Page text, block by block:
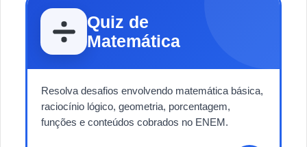
Quiz de
Matemática
Resolva desafios envolvendo matemática básica,
raciocínio lógico, geometria, porcentagem,
funções e conteúdos cobrados no ENEM.